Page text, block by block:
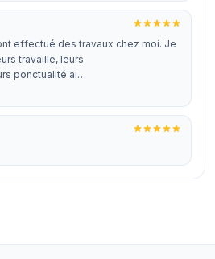
effectué des travaux chez moi. Je
travaille, leurs
ponctualité ai…